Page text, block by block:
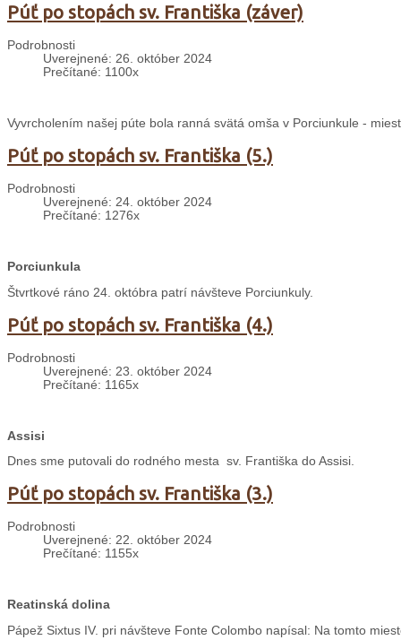
Púť po stopách sv. Františka (záver)
Podrobnosti
Uverejnené: 26. október 2024
Prečítané: 1100x
Vyvrcholením našej púte bola ranná svätá omša v Porciunkule -
Púť po stopách sv. Františka (5.)
Podrobnosti
Uverejnené: 24. október 2024
Prečítané: 1276x
Porciunkula
Štvrtkové ráno 24. októbra patrí návšteve Porciunkuly.
Púť po stopách sv. Františka (4.)
Podrobnosti
Uverejnené: 23. október 2024
Prečítané: 1165x
Assisi
Dnes sme putovali do rodného mesta sv. Františka do Assisi.
Púť po stopách sv. Františka (3.)
Podrobnosti
Uverejnené: 22. október 2024
Prečítané: 1155x
Reatinská dolina
Pápež Sixtus IV. pri návšteve Fonte Colombo napísal: Na tomto